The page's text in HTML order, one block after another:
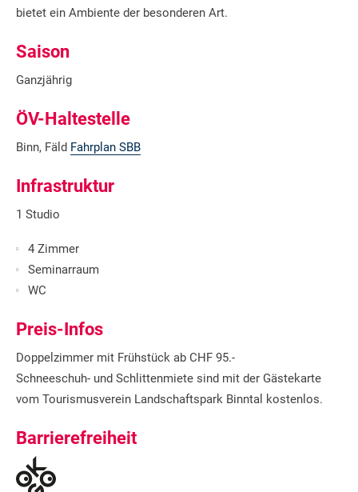
bietet ein Ambiente der besonderen Art.
Saison
Ganzjährig
ÖV-Haltestelle
Binn, Fäld Fahrplan SBB
Infrastruktur
1 Studio
4 Zimmer
Seminarraum
WC
Preis-Infos
Doppelzimmer mit Frühstück ab CHF 95.-
Schneeschuh- und Schlittenmiete sind mit der Gästekarte
vom Tourismusverein Landschaftspark Binntal kostenlos.
Barrierefreiheit